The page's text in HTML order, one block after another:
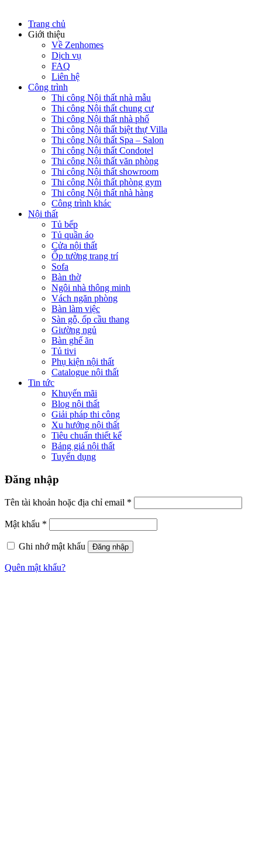
Trang chủ
Giới thiệu
Về Zenhomes
Dịch vụ
FAQ
Liên hệ
Công trình
Thi công Nội thất nhà mẫu
Thi công Nội thất chung cư
Thi công Nội thất nhà phố
Thi công Nội thất biệt thự Villa
Thi công Nội thất Spa – Salon
Thi công Nội thất Condotel
Thi công Nội thất văn phòng
Thi công Nội thất showroom
Thi công Nội thất phòng gym
Thi công Nội thất nhà hàng
Công trình khác
Nội thất
Tủ bếp
Tủ quần áo
Cửa nội thất
Ốp tường trang trí
Sofa
Bàn thờ
Ngôi nhà thông minh
Vách ngăn phòng
Bàn làm việc
Sàn gỗ, ốp cầu thang
Giường ngủ
Bàn ghế ăn
Tủ tivi
Phụ kiện nội thất
Catalogue nội thất
Tin tức
Khuyến mãi
Blog nội thất
Giải pháp thi công
Xu hướng nội thất
Tiêu chuẩn thiết kế
Bảng giá nội thất
Tuyển dụng
Đăng nhập
Tên tài khoản hoặc địa chỉ email *
Mật khẩu *
Ghi nhớ mật khẩu Đăng nhập
Quên mật khẩu?